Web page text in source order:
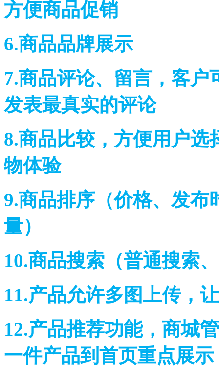
方便商品促销
6.商品品牌展示
7.商品评论、留言，客
发表最真实的评论
8.商品比较，方便用户
物体验
9.商品排序（价格、发
量）
10.商品搜索（普通搜
11.产品允许多图上传
12.产品推荐功能，商城
一件产品到首页重点